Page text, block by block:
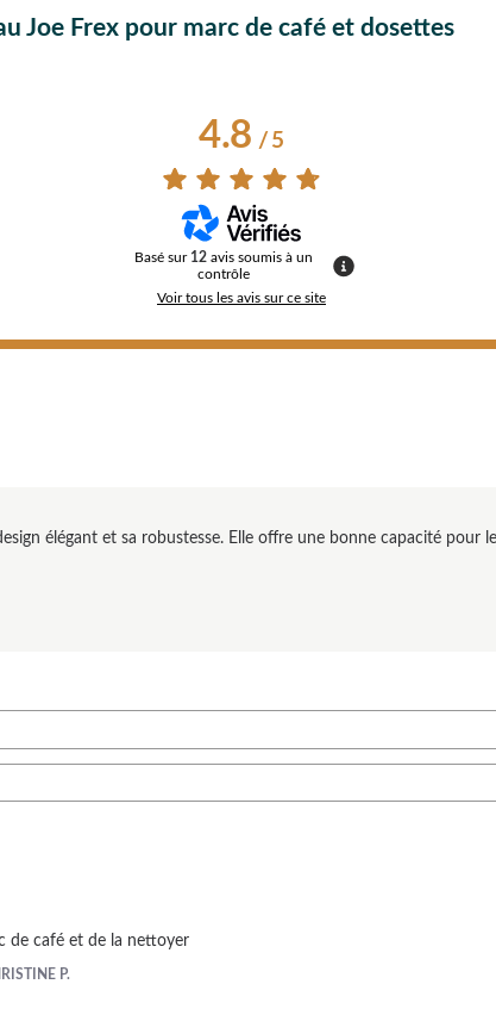
Joe Frex pour marc de café et dosettes
4.8/ 5
Basé sur 12 avis soumis à un
contrôle
Voir tous les avis sur ce site
élégant et sa robustesse. Elle offre une bonne capacité
de café et de la nettoyer
P.